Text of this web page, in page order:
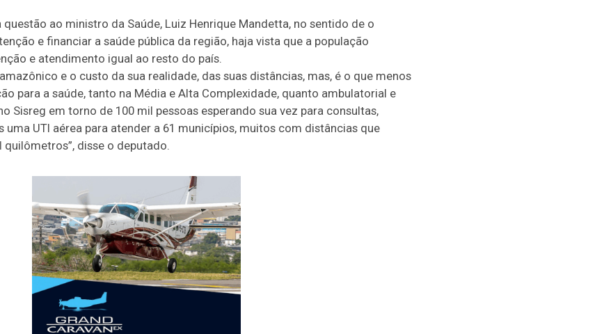
ao ministro da Saúde, Luiz Henrique Mandetta, no sentido de o
e financiar a saúde pública da região, haja vista que a população
e atendimento igual ao resto do país.
e o custo da sua realidade, das suas distâncias, mas, é o que menos
para a saúde, tanto na Média e Alta Complexidade, quanto ambulatorial e
Sisreg em torno de 100 mil pessoas esperando sua vez para consultas,
uma UTI aérea para atender a 61 municípios, muitos com distâncias que
disse o deputado.